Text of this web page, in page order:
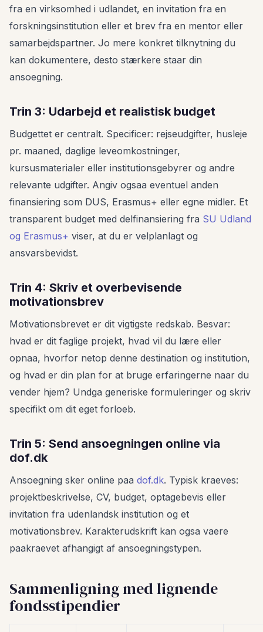
fra en virksomhed i udlandet, en invitation fra en
forskningsinstitution eller et brev fra en mentor eller
samarbejdspartner. Jo mere konkret tilknytning du
kan dokumentere, desto stærkere staar din
ansoegning.
Trin 3: Udarbejd et realistisk budget
Budgettet er centralt. Specificer: rejseudgifter, husleje
pr. maaned, daglige leveomkostninger,
kursusmaterialer eller institutionsgebyrer og andre
relevante udgifter. Angiv ogsaa eventuel anden
finansiering som DUS, Erasmus+ eller egne midler. Et
transparent budget med delfinansiering fra SU Udland
og Erasmus+ viser, at du er velplanlagt og
ansvarsbevidst.
Trin 4: Skriv et overbevisende
motivationsbrev
Motivationsbrevet er dit vigtigste redskab. Besvar:
hvad er dit faglige projekt, hvad vil du lære eller
opnaa, hvorfor netop denne destination og institution,
og hvad er din plan for at bruge erfaringerne naar du
vender hjem? Undga generiske formuleringer og skriv
specifikt om dit eget forloeb.
Trin 5: Send ansoegningen online via
dof.dk
Ansoegning sker online paa dof.dk. Typisk kraeves:
projektbeskrivelse, CV, budget, optagebevis eller
invitation fra udenlandsk institution og et
motivationsbrev. Karakterudskrift kan ogsa vaere
paakraevet afhangigt af ansoegningstypen.
Sammenligning med lignende
fondsstipendier